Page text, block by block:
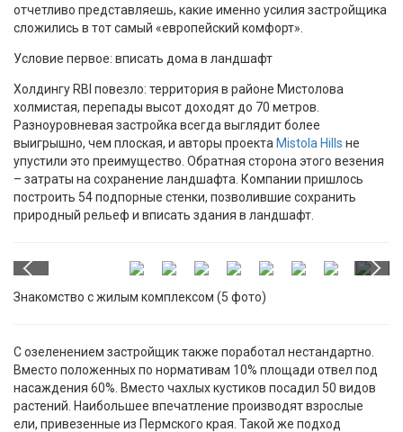
отчетливо представляешь, какие именно усилия застройщика
сложились в тот самый «европейский комфорт».
Условие первое: вписать дома в ландшафт
Холдингу RBI повезло: территория в районе Мистолова
холмистая, перепады высот доходят до 70 метров.
Разноуровневая застройка всегда выглядит более
выигрышно, чем плоская, и авторы проекта Mistola Hills не
упустили это преимущество. Обратная сторона этого везения
– затраты на сохранение ландшафта. Компании пришлось
построить 54 подпорные стенки, позволившие сохранить
природный рельеф и вписать здания в ландшафт.
Знакомство с жилым комплексом (5 фото)
С озеленением застройщик также поработал нестандартно.
Вместо положенных по нормативам 10% площади отвел под
насаждения 60%. Вместо чахлых кустиков посадил 50 видов
растений. Наибольшее впечатление производят взрослые
ели, привезенные из Пермского края. Такой же подход